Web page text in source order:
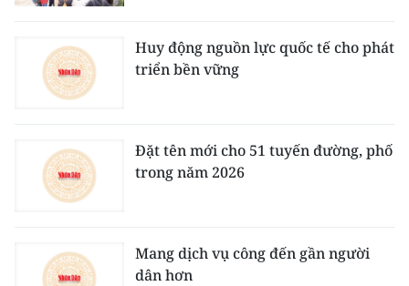
Huy động nguồn lực quốc tế cho phát
triển bền vững
Đặt tên mới cho 51 tuyến đường, phố
trong năm 2026
Mang dịch vụ công đến gần người
dân hơn